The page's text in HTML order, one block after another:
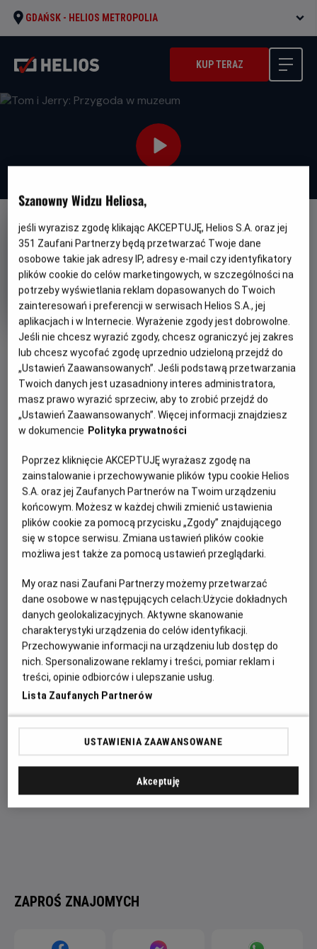
GDAŃSK - HELIOS METROPOLIA
KUP TERAZ
DUBBING
OBSERWUJ
Tom i Jerry: Przygoda w
muzeum
Oryginalny
tytuł
Tom and Jerry: Forbidden Compass
Animowany / Przygodowy
Minimalny
wiek
Od 7 lat
Czas
trwania
100 min
Kraj
i
rok
produkcji
USA, Chiny (2026)
PREMIERA
29 maja 2026
REŻYSERIA
Gang Zhang
WIĘCEJ SZCZEGÓŁÓW
OPIS FILMU
Podczas pościgu w nowojorskim Metropolitan Museum
Tom i Jerry przypadkowo uruchamiają mityczny Astralny
Kompas, który przenosi ich do olśniewającego Złotego
Miasta rodem ze starożytnych legend. Tom zostaje uznany
za bóstwo i staje się ulubieńcem władcy oraz jego
poddanych. Tymczasem niedoceniony i zazdrosny Jerry
szczurzego bossa. Wkrótce okaże, że władca miasta i
szczurzy boss toczą między sobą odwieczną walkę o
władanie nad Złotym Miastem, a Tom i Jerry mają być tylko
pionkami w ich grze. Aby przetrwać i ocalić poddanych
będą musieli zawiesić swoją odwieczną rywalizację i łapa w
łapę staną w obronie dobra.
ZAPROŚ ZNAJOMYCH
Szanowny Widzu Heliosa,
jeśli wyrazisz zgodę klikając AKCEPTUJĘ, Helios S.A. oraz jej
351 Zaufani Partnerzy będą przetwarzać Twoje dane
osobowe takie jak adresy IP, adresy e-mail czy identyfikatory
plików cookie do celów marketingowych, w szczególności na
potrzeby wyświetlania reklam dopasowanych do Twoich
zainteresowań i preferencji w serwisach Helios S.A., jej
aplikacjach i w Internecie. Wyrażenie zgody jest dobrowolne.
Jeśli nie chcesz wyrazić zgody, chcesz ograniczyć jej zakres
lub chcesz wycofać zgodę uprzednio udzieloną przejdź do
„Ustawień Zaawansowanych”. Jeśli podstawą przetwarzania
Twoich danych jest uzasadniony interes administratora,
masz prawo wyrazić sprzeciw, aby to zrobić przejdź do
„Ustawień Zaawansowanych”. Więcej informacji znajdziesz
w dokumencie Polityka prywatności
Poprzez kliknięcie AKCEPTUJĘ wyrażasz zgodę na
zainstalowanie i przechowywanie plików typu cookie Helios
S.A. oraz jej Zaufanych Partnerów na Twoim urządzeniu
końcowym. Możesz w każdej chwili zmienić ustawienia
plików cookie za pomocą przycisku „Zgody” znajdującego
się w stopce serwisu. Zmiana ustawień plików cookie
możliwa jest także za pomocą ustawień przeglądarki.
My oraz nasi Zaufani Partnerzy możemy przetwarzać
dane osobowe w następujących celach:Użycie dokładnych
danych geolokalizacyjnych. Aktywne skanowanie
charakterystyki urządzenia do celów identyfikacji.
Przechowywanie informacji na urządzeniu lub dostęp do
nich. Spersonalizowane reklamy i treści, pomiar reklam i
treści, opinie odbiorców i ulepszanie usług.
Lista Zaufanych Partnerów
USTAWIENIA ZAAWANSOWANE
Akceptuję